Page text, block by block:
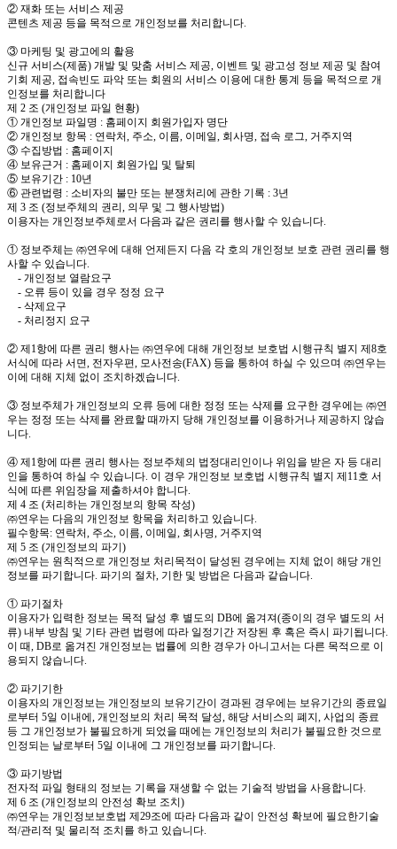
② 재화 또는 서비스 제공
콘텐츠 제공 등을 목적으로 개인정보를 처리합니다.
③ 마케팅 및 광고에의 활용
신규 서비스(제품) 개발 및 맞춤 서비스 제공, 이벤트 및 광고성 정보 제공 및 참여
기회 제공, 접속빈도 파악 또는 회원의 서비스 이용에 대한 통계 등을 목적으로 개
인정보를 처리합니다
제 2 조 (개인정보 파일 현황)
① 개인정보 파일명 : 홈페이지 회원가입자 명단
② 개인정보 항목 : 연락처, 주소, 이름, 이메일, 회사명, 접속 로그, 거주지역
③ 수집방법 : 홈페이지
④ 보유근거 : 홈페이지 회원가입 및 탈퇴
⑤ 보유기간 : 10년
⑥ 관련법령 : 소비자의 불만 또는 분쟁처리에 관한 기록 : 3년
제 3 조 (정보주체의 권리, 의무 및 그 행사방법)
이용자는 개인정보주체로서 다음과 같은 권리를 행사할 수 있습니다.
① 정보주체는 ㈜연우에 대해 언제든지 다음 각 호의 개인정보 보호 관련 권리를 행
사할 수 있습니다.
- 개인정보 열람요구
- 오류 등이 있을 경우 정정 요구
- 삭제요구
- 처리정지 요구
② 제1항에 따른 권리 행사는 ㈜연우에 대해 개인정보 보호법 시행규칙 별지 제8호
서식에 따라 서면, 전자우편, 모사전송(FAX) 등을 통하여 하실 수 있으며 ㈜연우는
이에 대해 지체 없이 조치하겠습니다.
③ 정보주체가 개인정보의 오류 등에 대한 정정 또는 삭제를 요구한 경우에는 ㈜연
우는 정정 또는 삭제를 완료할 때까지 당해 개인정보를 이용하거나 제공하지 않습
니다.
④ 제1항에 따른 권리 행사는 정보주체의 법정대리인이나 위임을 받은 자 등 대리
인을 통하여 하실 수 있습니다. 이 경우 개인정보 보호법 시행규칙 별지 제11호 서
식에 따른 위임장을 제출하셔야 합니다.
제 4 조 (처리하는 개인정보의 항목 작성)
㈜연우는 다음의 개인정보 항목을 처리하고 있습니다.
필수항목: 연락처, 주소, 이름, 이메일, 회사명, 거주지역
제 5 조 (개인정보의 파기)
㈜연우는 원칙적으로 개인정보 처리목적이 달성된 경우에는 지체 없이 해당 개인
정보를 파기합니다. 파기의 절차, 기한 및 방법은 다음과 같습니다.
① 파기절차
이용자가 입력한 정보는 목적 달성 후 별도의 DB에 옮겨져(종이의 경우 별도의 서
류) 내부 방침 및 기타 관련 법령에 따라 일정기간 저장된 후 혹은 즉시 파기됩니다.
이 때, DB로 옮겨진 개인정보는 법률에 의한 경우가 아니고서는 다른 목적으로 이
용되지 않습니다.
② 파기기한
이용자의 개인정보는 개인정보의 보유기간이 경과된 경우에는 보유기간의 종료일
로부터 5일 이내에, 개인정보의 처리 목적 달성, 해당 서비스의 폐지, 사업의 종료
등 그 개인정보가 불필요하게 되었을 때에는 개인정보의 처리가 불필요한 것으로
인정되는 날로부터 5일 이내에 그 개인정보를 파기합니다.
③ 파기방법
전자적 파일 형태의 정보는 기록을 재생할 수 없는 기술적 방법을 사용합니다.
제 6 조 (개인정보의 안전성 확보 조치)
㈜연우는 개인정보보호법 제29조에 따라 다음과 같이 안전성 확보에 필요한기술
적/관리적 및 물리적 조치를 하고 있습니다.